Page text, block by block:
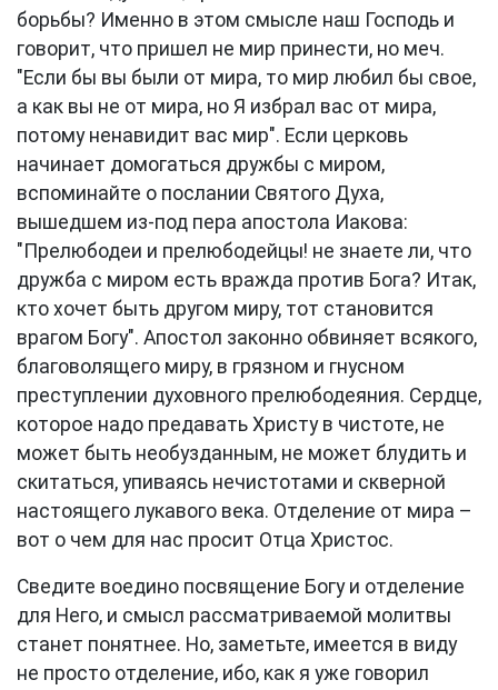
борьбы? Именно в этом смысле наш Господь и
говорит, что пришел не мир принести, но меч.
"Если бы вы были от мира, то мир любил бы свое,
а как вы не от мира, но Я избрал вас от мира,
потому ненавидит вас мир". Если церковь
начинает домогаться дружбы с миром,
вспоминайте о послании Святого Духа,
вышедшем из-под пера апостола Иакова:
"Прелюбодеи и прелюбодейцы! не знаете ли, что
дружба с миром есть вражда против Бога? Итак,
кто хочет быть другом миру, тот становится
врагом Богу". Апостол законно обвиняет всякого,
благоволящего миру, в грязном и гнусном
преступлении духовного прелюбодеяния. Сердце,
которое надо предавать Христу в чистоте, не
может быть необузданным, не может блудить и
скитаться, упиваясь нечистотами и скверной
настоящего лукавого века. Отделение от мира –
вот о чем для нас просит Отца Христос.
Сведите воедино посвящение Богу и отделение
для Него, и смысл рассматриваемой молитвы
станет понятнее. Но, заметьте, имеется в виду
не просто отделение, ибо, как я уже говорил